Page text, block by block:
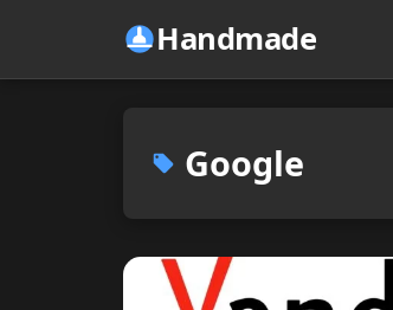
Handmade
Google